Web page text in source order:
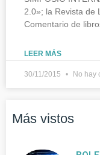
2.0»; la Revista de
Comentario de
LEER MÁS
30/11/2015 No hay
Más vistos